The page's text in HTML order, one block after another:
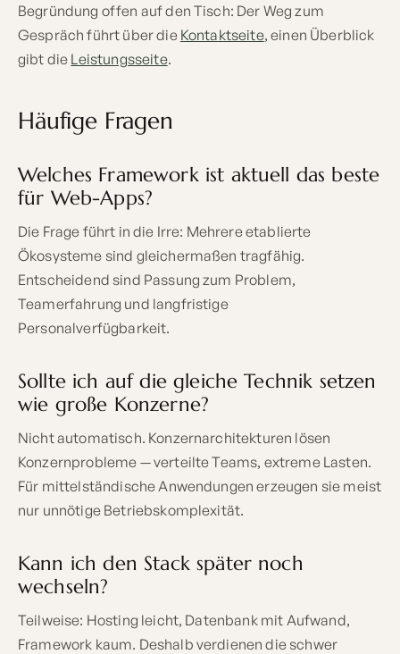
Begründung offen auf den Tisch: Der Weg zum
Gespräch führt über die Kontaktseite, einen Überblick
gibt die Leistungsseite.
Häufige Fragen
Welches Framework ist aktuell das beste
für Web-Apps?
Die Frage führt in die Irre: Mehrere etablierte
Ökosysteme sind gleichermaßen tragfähig.
Entscheidend sind Passung zum Problem,
Teamerfahrung und langfristige
Personalverfügbarkeit.
Sollte ich auf die gleiche Technik setzen
wie große Konzerne?
Nicht automatisch. Konzernarchitekturen lösen
Konzernprobleme — verteilte Teams, extreme Lasten.
Für mittelständische Anwendungen erzeugen sie meist
nur unnötige Betriebskomplexität.
Kann ich den Stack später noch
wechseln?
Teilweise: Hosting leicht, Datenbank mit Aufwand,
Framework kaum. Deshalb verdienen die schwer